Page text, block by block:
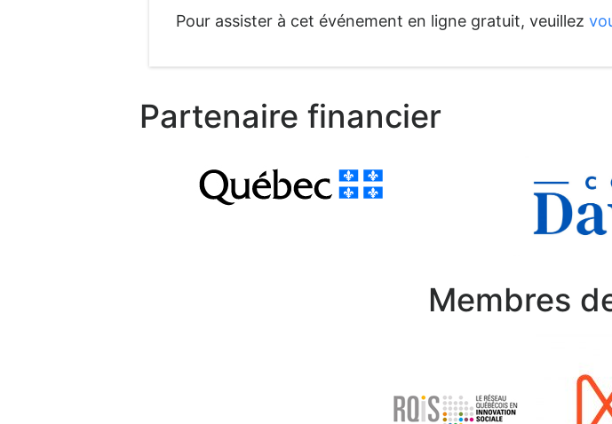
Pour assister à cet événement en ligne gratuit, veuillez
Partenaire financier
Membres